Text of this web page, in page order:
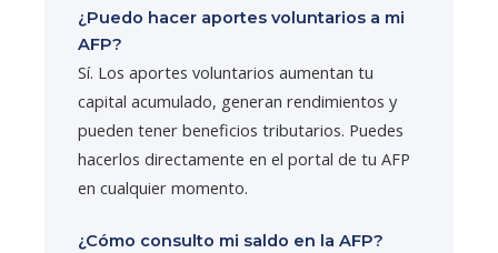
¿Puedo hacer aportes voluntarios a mi
AFP?
Sí. Los aportes voluntarios aumentan tu
capital acumulado, generan rendimientos y
pueden tener beneficios tributarios. Puedes
hacerlos directamente en el portal de tu AFP
en cualquier momento.
¿Cómo consulto mi saldo en la AFP?